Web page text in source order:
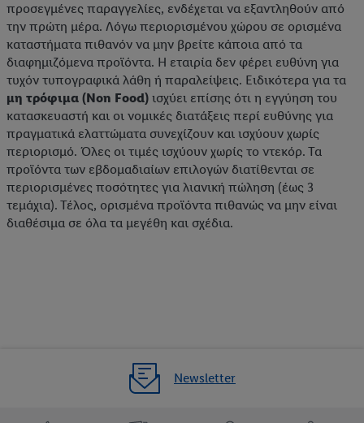
προσεγμένες παραγγελίες, ενδέχεται να εξαντληθούν από
την πρώτη μέρα. Λόγω περιορισμένου χώρου σε ορισμένα
καταστήματα πιθανόν να μην βρείτε κάποια από τα
διαφημιζόμενα προϊόντα. Η εταιρία δεν φέρει ευθύνη για
τυχόν τυπογραφικά λάθη ή παραλείψεις. Ειδικότερα για τα
μη τρόφιμα (Non Food) ισχύει επίσης ότι η εγγύηση του
κατασκευαστή και οι νομικές διατάξεις περί ευθύνης για
πραγματικά ελαττώματα συνεχίζουν και ισχύουν χωρίς
περιορισμό. Όλες οι τιμές ισχύουν χωρίς το ντεκόρ. Τα
προϊόντα των εβδομαδιαίων επιλογών διατίθενται σε
περιορισμένες ποσότητες για λιανική πώληση (έως 3
τεμάχια). Τέλος, ορισμένα προϊόντα πιθανώς να μην είναι
διαθέσιμα σε όλα τα μεγέθη και σχέδια.
Newsletter